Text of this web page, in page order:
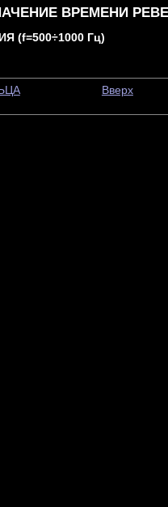
ВРЕМЕНИ
(f=500÷1000 Гц)
Вверх